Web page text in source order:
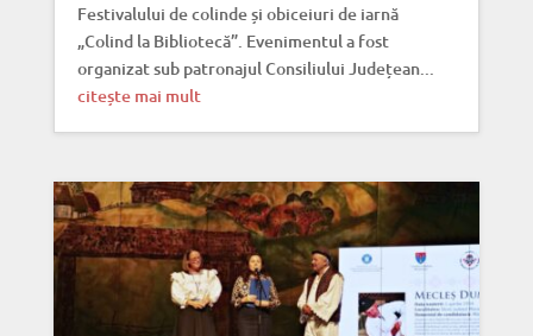
Festivalului de colinde și obiceiuri de iarnă
„Colind la Bibliotecă”. Evenimentul a fost
organizat sub patronajul Consiliului Județean...
citește mai mult